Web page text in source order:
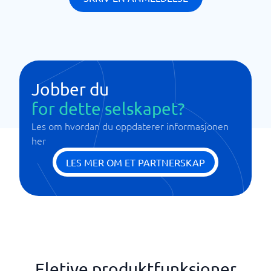
Jobber du
for dette selskapet?
Les om hvordan du oppdaterer informasjonen
her
LES MER OM ET PARTNERSKAP